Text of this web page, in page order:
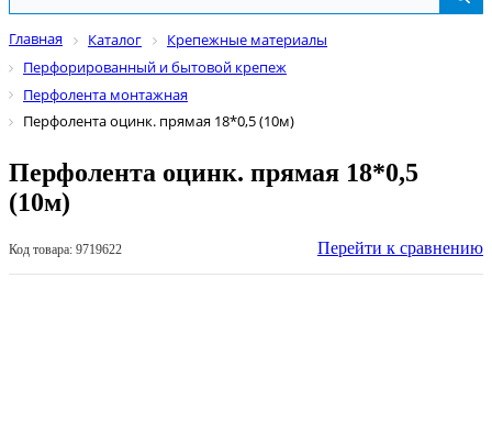
Главная Каталог
Крепежные материалы
Перфорированный и бытовой крепеж
Перфолента монтажная
Перфолента оцинк. прямая 18*0,5 (10м)
Перфолента оцинк. прямая 18*0,5
(10м)
Код товара: 9719622 Перейти к сравнению